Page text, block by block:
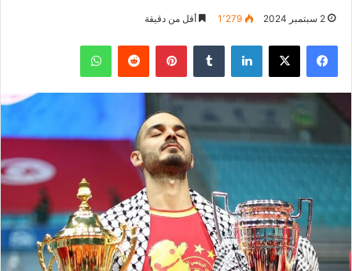
2 سبتمبر 2024 1٬279 أقل من دقيقة
فيسبوك ‫X لينكدإن بينتيريست واتساب